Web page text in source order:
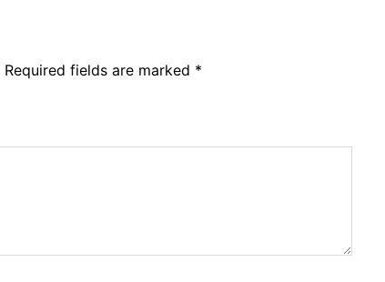
Required fields are marked *